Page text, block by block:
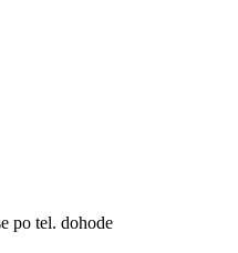
po tel. dohode